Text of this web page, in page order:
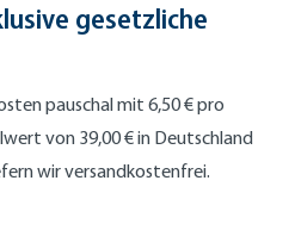
gesetzliche
pauschal mit 6,50 € pro
von 39,00 €in Deutschland
wir versandkostenfrei.